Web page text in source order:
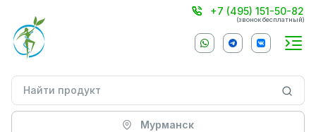
+7 (495) 151-50-82
(звонок бесплатный)
Мурманск